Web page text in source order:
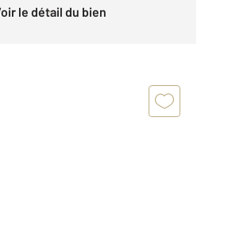
Voir le détail du bien